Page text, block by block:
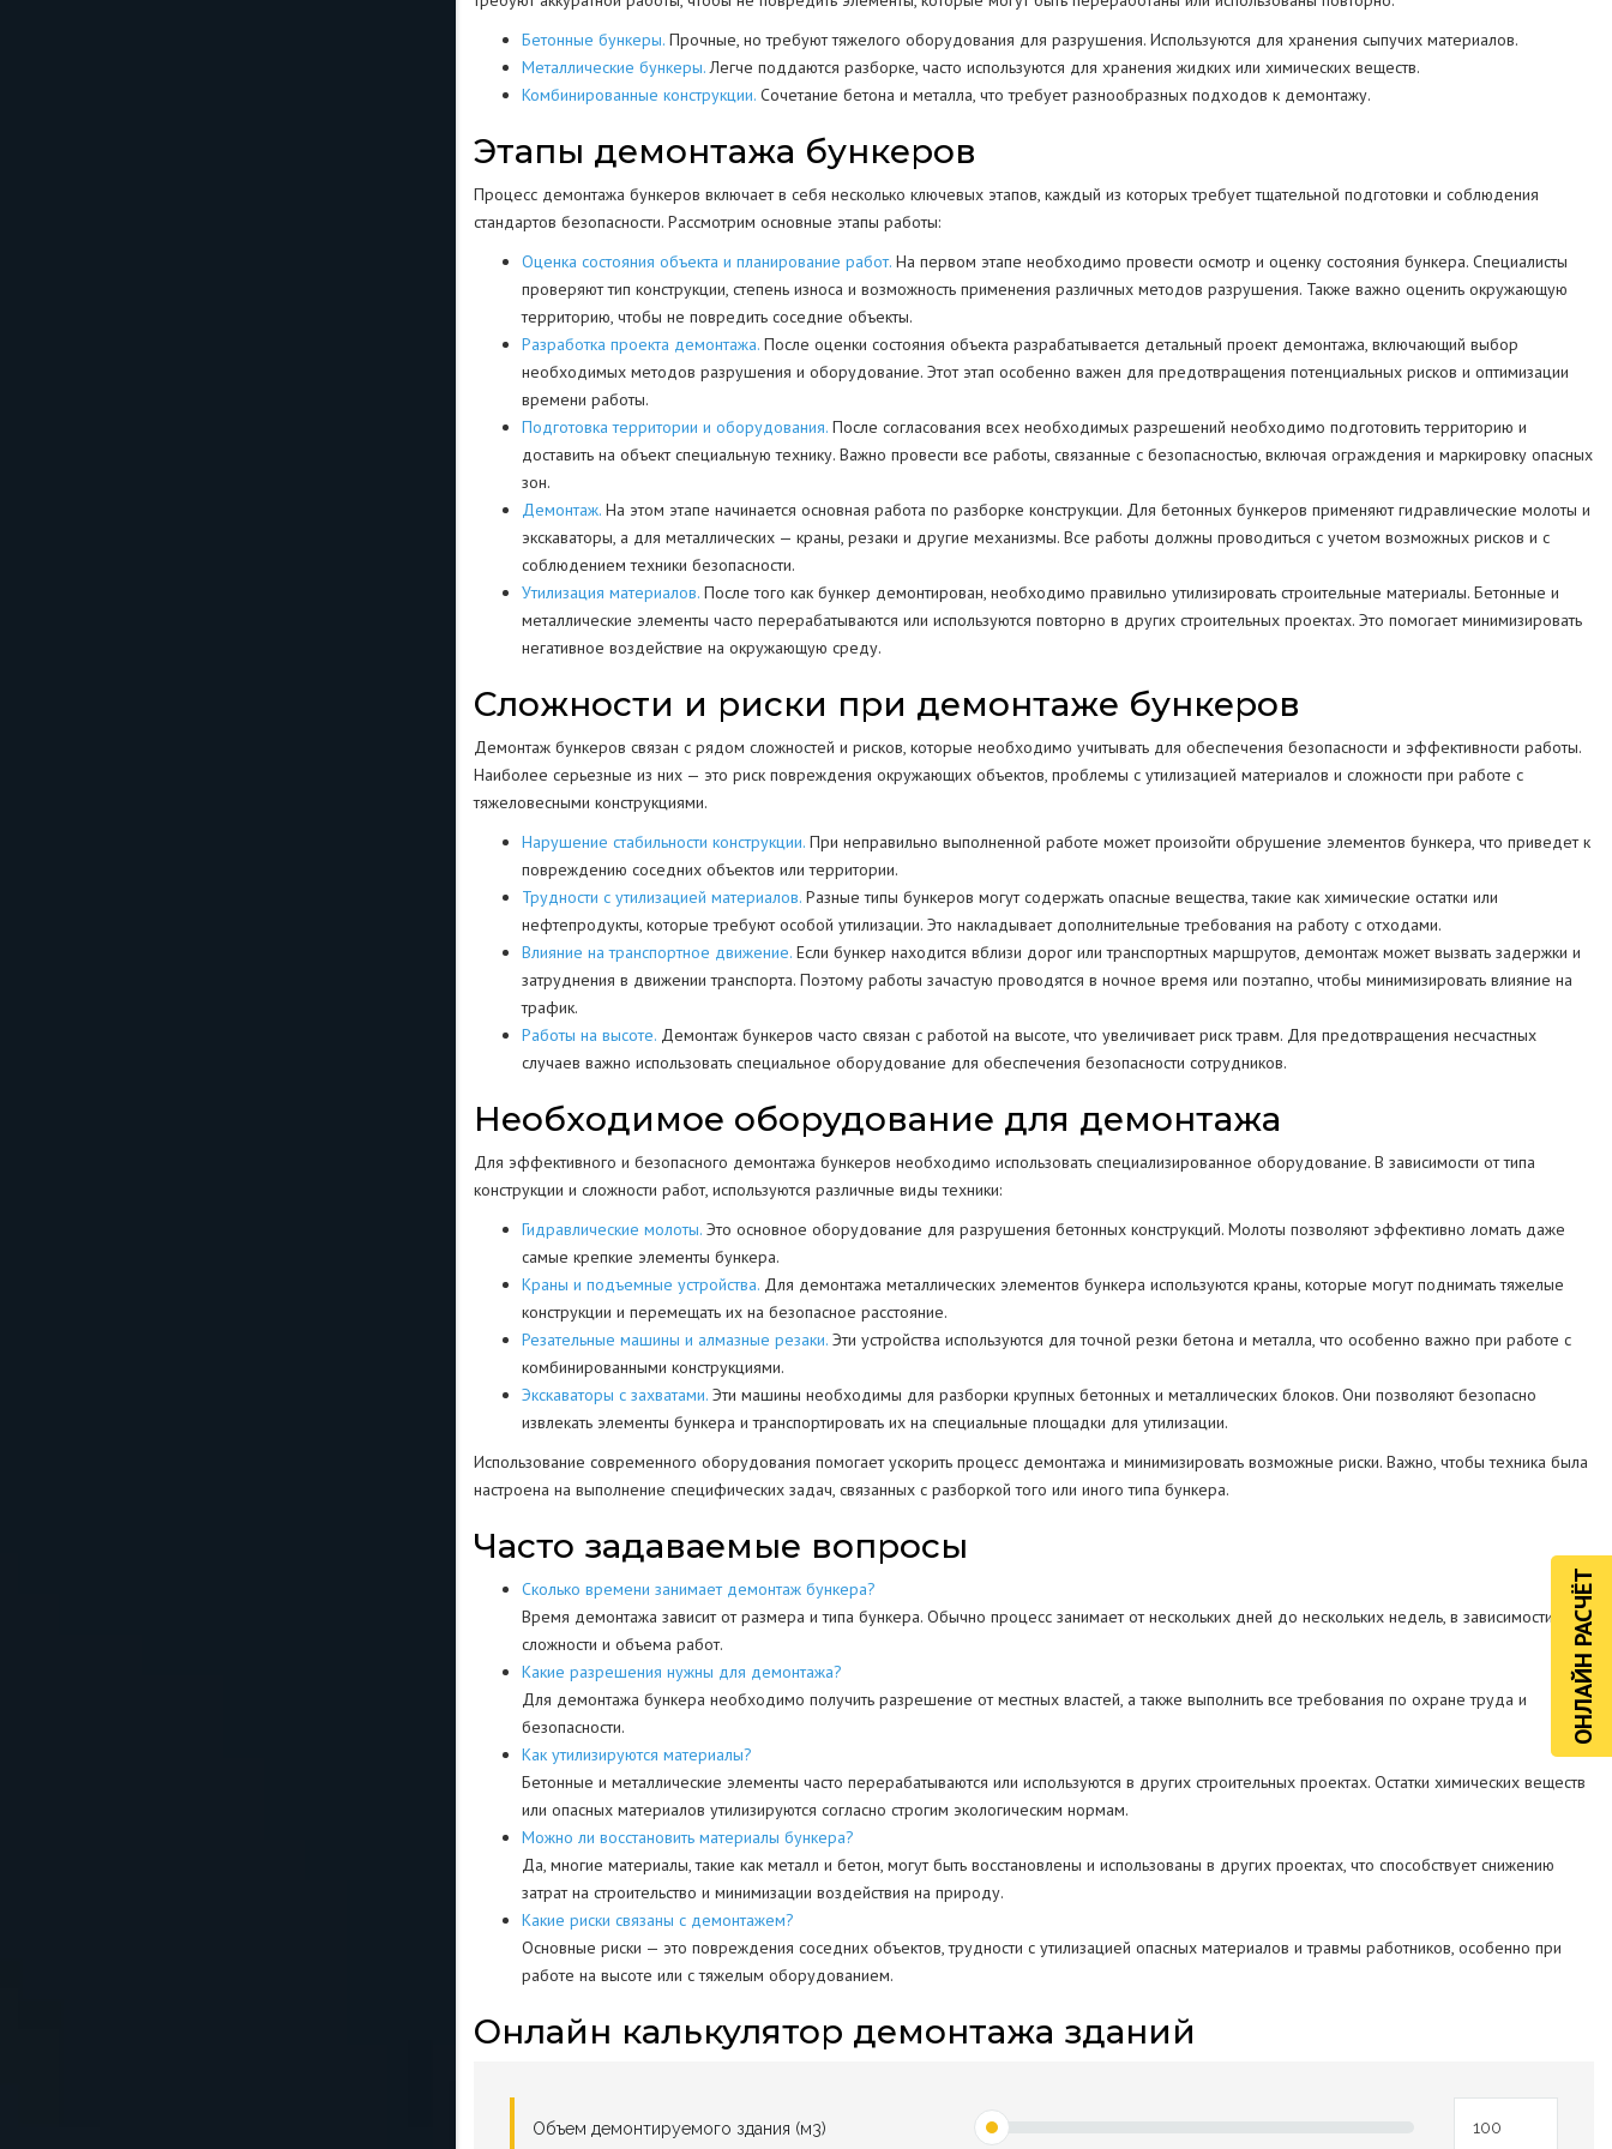
ОНЛАЙН РАСЧЁТ
Бетонные бункеры. Прочные, но требуют тяжелого оборудования для разрушения. Используются для хранения сыпучих материалов.
Металлические бункеры.Легче поддаются разборке, часто используются для хранения жидких или химических веществ.
Комбинированные конструкции. Сочетание бетона и металла, что требует разнообразных подходов к демонтажу.
Этапы демонтажа бункеров
Процесс демонтажа бункеров включает в себя несколько ключевых этапов, каждый из которых требует тщательной подготовки и соблюдения
стандартов безопасности. Рассмотрим основные этапы работы:
Оценка состояния объекта и планирование работ. На первом этапе необходимо провести осмотр и оценку состояния бункера. Специалисты
проверяют тип конструкции, степень износа и возможность применения различных методов разрушения. Также важно оценить окружающую
территорию, чтобы не повредить соседние объекты.
Разработка проекта демонтажа. После оценки состояния объекта разрабатывается детальный проект демонтажа, включающий выбор
необходимых методов разрушения и оборудование. Этот этап особенно важен для предотвращения потенциальных рисков и оптимизации
времени работы.
Подготовка территории и оборудования. После согласования всех необходимых разрешений необходимо подготовить территорию и
доставить на объект специальную технику. Важно провести все работы, связанные с безопасностью, включая ограждения и маркировку опасных
зон.
Демонтаж. На этом этапе начинается основная работа по разборке конструкции. Для бетонных бункеров применяют гидравлические молоты и
экскаваторы, а для металлических — краны, резаки и другие механизмы. Все работы должны проводиться с учетом возможных рисков и с
соблюдением техники безопасности.
Утилизация материалов. После того как бункер демонтирован, необходимо правильно утилизировать строительные материалы. Бетонные и
металлические элементы часто перерабатываются или используются повторно в других строительных проектах. Это помогает минимизировать
негативное воздействие на окружающую среду.
Сложности и риски при демонтаже бункеров
Демонтаж бункеров связан с рядом сложностей и рисков, которые необходимо учитывать для обеспечения безопасности и эффективности работы.
Наиболее серьезные из них — это риск повреждения окружающих объектов, проблемы с утилизацией материалов и сложности при работе с
тяжеловесными конструкциями.
Нарушение стабильности конструкции. При неправильно выполненной работе может произойти обрушение элементов бункера, что приведет к
повреждению соседних объектов или территории.
Трудности с утилизацией материалов. Разные типы бункеров могут содержать опасные вещества, такие как химические остатки или
нефтепродукты, которые требуют особой утилизации. Это накладывает дополнительные требования на работу с отходами.
Влияние на транспортное движение. Если бункер находится вблизи дорог или транспортных маршрутов, демонтаж может вызвать задержки и
затруднения в движении транспорта. Поэтому работы зачастую проводятся в ночное время или поэтапно, чтобы минимизировать влияние на
трафик.
Работы на высоте. Демонтаж бункеров часто связан с работой на высоте, что увеличивает риск травм. Для предотвращения несчастных
случаев важно использовать специальное оборудование для обеспечения безопасности сотрудников.
Необходимое оборудование для демонтажа
Для эффективного и безопасного демонтажа бункеров необходимо использовать специализированное оборудование. В зависимости от типа
конструкции и сложности работ, используются различные виды техники:
Гидравлические молоты. Это основное оборудование для разрушения бетонных конструкций. Молоты позволяют эффективно ломать даже
самые крепкие элементы бункера.
Краны и подъемные устройства. Для демонтажа металлических элементов бункера используются краны, которые могут поднимать тяжелые
конструкции и перемещать их на безопасное расстояние.
Резательные машины и алмазные резаки. Эти устройства используются для точной резки бетона и металла, что особенно важно при работе с
комбинированными конструкциями.
Экскаваторы с захватами. Эти машины необходимы для разборки крупных бетонных и металлических блоков. Они позволяют безопасно
извлекать элементы бункера и транспортировать их на специальные площадки для утилизации.
Использование современного оборудования помогает ускорить процесс демонтажа и минимизировать возможные риски. Важно, чтобы техника была
настроена на выполнение специфических задач, связанных с разборкой того или иного типа бункера.
Часто задаваемые вопросы
Сколько времени занимает демонтаж бункера?
Время демонтажа зависит от размера и типа бункера. Обычно процесс занимает от нескольких дней до нескольких недель, в зависимости от
сложности и объема работ.
Какие разрешения нужны для демонтажа?
Для демонтажа бункера необходимо получить разрешение от местных властей, а также выполнить все требования по охране труда и
безопасности.
Как утилизируются материалы?
Бетонные и металлические элементы часто перерабатываются или используются в других строительных проектах. Остатки химических веществ
или опасных материалов утилизируются согласно строгим экологическим нормам.
Можно ли восстановить материалы бункера?
Да, многие материалы, такие как металл и бетон, могут быть восстановлены и использованы в других проектах, что способствует снижению
затрат на строительство и минимизации воздействия на природу.
Какие риски связаны с демонтажем?
Основные риски — это повреждения соседних объектов, трудности с утилизацией опасных материалов и травмы работников, особенно при
работе на высоте или с тяжелым оборудованием.
Онлайн калькулятор демонтажа зданий
Объем демонтируемого здания (м3)